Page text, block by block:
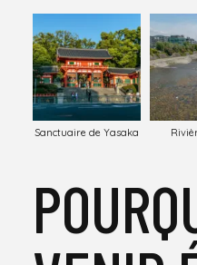
Sanctuaire de Yasaka